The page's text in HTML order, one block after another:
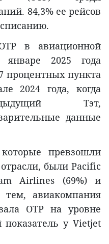
84,3% ее рейсов
в авиационной
2025 года
процентных пункта
2024 года, когда
Тэт,
данные
превзошли
были Pacific
Airlines (69%) и
тем, авиакомпания
OTP на уровне
у Vietjet